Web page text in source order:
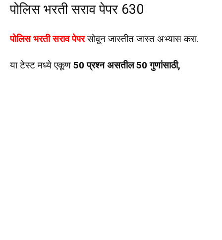
पोलिस भरती सराव पेपर 630
पोलिस भरती सराव पेपरसोवून जास्तीत जास्त अभ्यास करा.
या टेस्ट मध्ये एकूण 50 प्रश्न असतील 50 गुणांसाठी,